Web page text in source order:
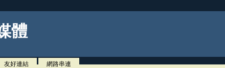
體
友好連結 網路串連